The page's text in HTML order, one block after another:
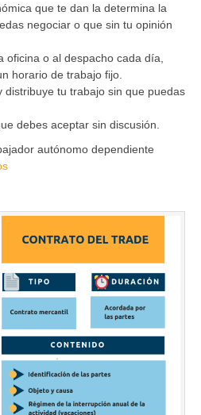
que te dan la determina la
negociar o que sin tu opinión
oficina o al despacho cada día,
horario de trabajo fijo.
distribuye tu trabajo sin que puedas
debes aceptar sin discusión.
autónomo dependiente